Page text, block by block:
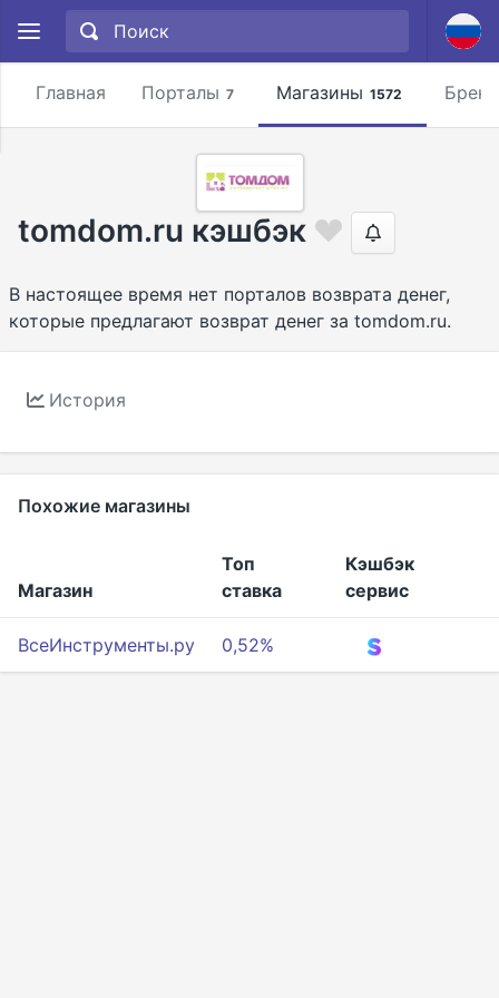
Главная Порталы 7 Магазины 1572
tomdom.ru кэшбэк
В настоящее время нет порталов возврата денег,
которые предлагают возврат денег за tomdom.ru.
История
Похожие магазины
Магазин
Топ
ставка
Кэшбэк
сервис
ВсеИнструменты.ру 0,52%